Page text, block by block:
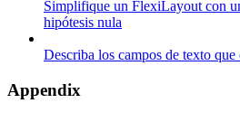
Simplifique un FlexiLayout con
hipótesis nula
Describa los campos de texto que
Appendix